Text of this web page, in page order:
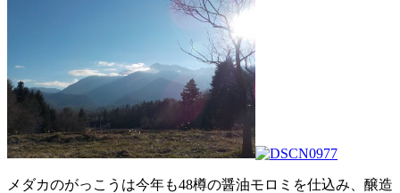
メダカのがっこうは今年も48樽の醤油モロミを仕込み、醸造